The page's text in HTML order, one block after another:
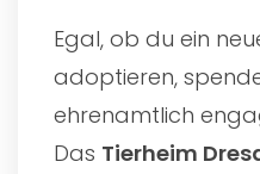
Egal, ob du ein
adoptieren,
ehrenamtlich
Das Tierheim